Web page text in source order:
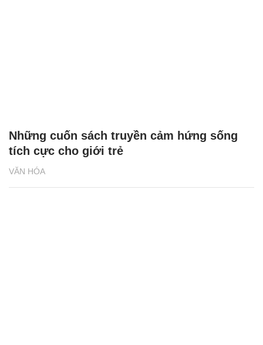
VĂN HÓA
Những cuốn sách truyền cảm hứng sống
tích cực cho giới trẻ